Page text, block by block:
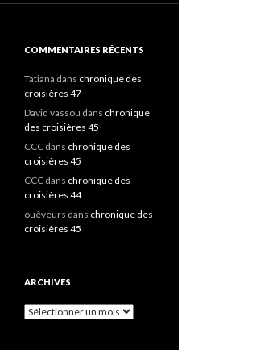
COMMENTAIRES RÉCENTS
Tatiana dans chronique des
croisières 47
David vassou dans chronique
des croisières 45
CCC dans chronique des
croisières 45
CCC dans chronique des
croisières 44
ouêveurs dans chronique des
croisières 45
ARCHIVES
A